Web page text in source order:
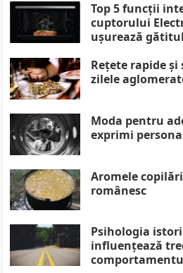
Top 5 funcții
cuptorului
ușurează gătitul
Rețete rapide
zilele
Moda pentru
exprimi
Aromele
românesc
Psihologia
influențează